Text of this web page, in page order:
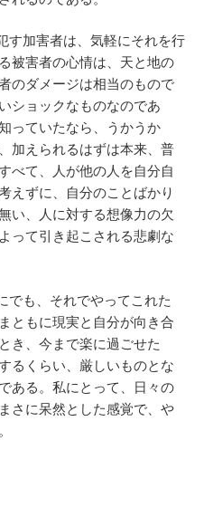
す加害者は、気軽にそれを行
被害者の心情は、天と地の
のダメージは相当のもので
ショックなものなのであ
っていたなら、うかうか
加えられるはずは本来、普
べて、人が他の人を自分自
えずに、自分のことばかり
い、人に対する想像力の欠
って引き起こされる悲劇な
でも、それでやってこれた
ともに現実と自分が向き合
き、今まで楽に過ごせた
るくらい、厳しいものとな
ある。私にとって、日々の
さに呆然とした感覚で、や